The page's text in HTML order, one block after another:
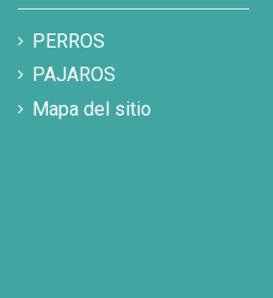
PERROS
PAJAROS
Mapa del sitio